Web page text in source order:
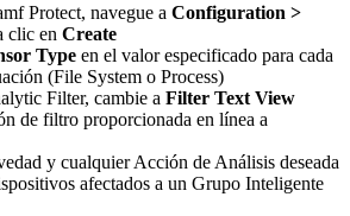
Protect, navegue a Configuration >
clic en Create
Type en el valor especificado para cada
(File System o Process)
Filter, cambie a Filter Text View
de filtro proporcionada en línea a
y cualquier Acción de Análisis deseada
afectados a un Grupo Inteligente